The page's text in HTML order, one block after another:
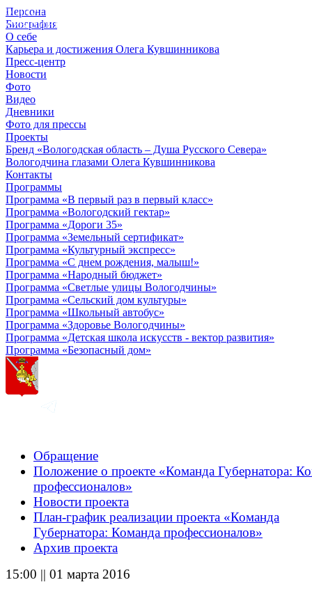
Персона
Биография
О себе
Карьера и достижения Олега Кувшинникова
Пресс-центр
Новости
Фото
Видео
Дневники
Фото для прессы
Проекты
Бренд «Вологодская область – Душа Русского Севера»
Вологодчина глазами Олега Кувшинникова
Контакты
Программы
Программа «В первый раз в первый класс»
Программа «Вологодский гектар»
Программа «Дороги 35»
Программа «Земельный сертификат»
Программа «Культурный экспресс»
Программа «С днем рождения, малыш!»
Программа «Народный бюджет»
Программа «Светлые улицы Вологодчины»
Программа «Сельский дом культуры»
Программа «Школьный автобус»
Программа «Здоровье Вологодчины»
Программа «Детская школа искусств - вектор развития»
Программа «Безопасный дом»
Обращение
Положение о проекте «Команда Губернатора:
профессионалов»
Новости проекта
План-график реализации проекта «Команда
Губернатора: Команда профессионалов»
Архив проекта
15:00 || 01 марта 2016
© 2012 - 2023,
КУВШИННИКОВ О.А.